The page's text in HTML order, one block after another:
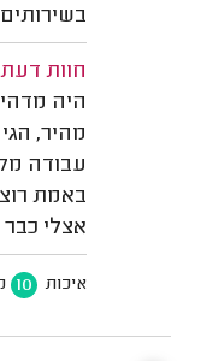
חוות
היה
מהיר,
עבודה
באמת
אצלי
איכות 10